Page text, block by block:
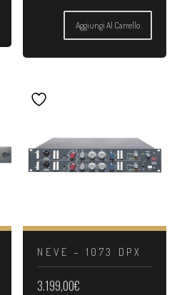
Aggiungi Al Carrello
NEVE – 1073 DPX
3.199,00€